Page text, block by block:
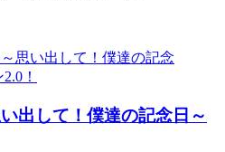
出して！僕達の記念日～